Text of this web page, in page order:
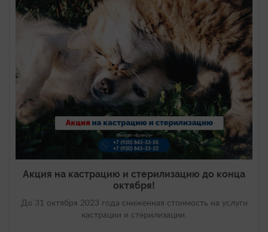
Акция на кастрацию и стерилизацию до конца
октября!
До 31 октября 2023 года сниженная стоимость на услуги
кастрации и стерилизации.